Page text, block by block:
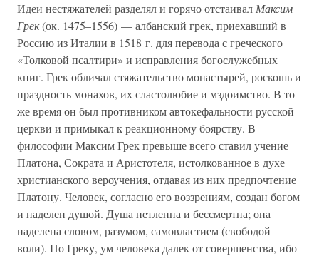
Идеи нестяжателей разделял и горячо отстаивал Максим
Грек(ок. 1475–1556) — албанский грек, приехавший в
Россию из Италии в 1518 г. для перевода с греческого
«Толковой псалтири» и исправления богослужебных
книг. Грек обличал стяжательство монастырей, роскошь и
праздность монахов, их сластолюбие и мздоимство. В то
же время он был противником автокефальности русской
церкви и примыкал к реакционному боярству. В
философии Максим Грек превыше всего ставил учение
Платона, Сократа и Аристотеля, истолкованное в духе
христианского вероучения, отдавая из них предпочтение
Платону. Человек, согласно его воззрениям, создан богом
и наделен душой. Душа нетленна и бессмертна; она
наделена словом, разумом, самовластием (свободой
воли). По Греку, ум человека далек от совершенства, ибо